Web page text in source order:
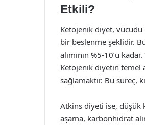
Etkili?
Ketojenik diyet,
bir beslenme şeklidir.
alımının %5-10’u
Ketojenik diyetin temel
sağlamaktır. Bu süreç,
Atkins diyeti ise, düşük
aşama, karbonhidrat